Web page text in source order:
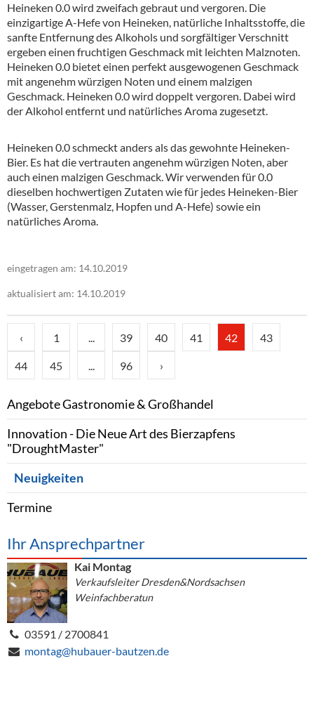
Heineken 0.0 wird zweifach gebraut und vergoren. Die
einzigartige A-Hefe von Heineken, natürliche Inhaltsstoffe, die
sanfte Entfernung des Alkohols und sorgfältiger Verschnitt
ergeben einen fruchtigen Geschmack mit leichten Malznoten.
Heineken 0.0 bietet einen perfekt ausgewogenen Geschmack
mit angenehm würzigen Noten und einem malzigen
Geschmack. Heineken 0.0 wird doppelt vergoren. Dabei wird
der Alkohol entfernt und natürliches Aroma zugesetzt.
Heineken 0.0 schmeckt anders als das gewohnte Heineken-
Bier. Es hat die vertrauten angenehm würzigen Noten, aber
auch einen malzigen Geschmack. Wir verwenden für 0.0
dieselben hochwertigen Zutaten wie für jedes Heineken-Bier
(Wasser, Gerstenmalz, Hopfen und A-Hefe) sowie ein
natürliches Aroma.
eingetragen am: 14.10.2019
aktualisiert am: 14.10.2019
‹ 1 ... 39 40 41 42 43
44 45 ... 96 ›
Angebote Gastronomie & Großhandel
Innovation - Die Neue Art des Bierzapfens
"DroughtMaster"
Neuigkeiten
Termine
Ihr Ansprechpartner
Kai Montag
Verkaufsleiter Dresden&Nordsachsen
Weinfachberatun
03591 / 2700841
montag@hubauer-bautzen.de